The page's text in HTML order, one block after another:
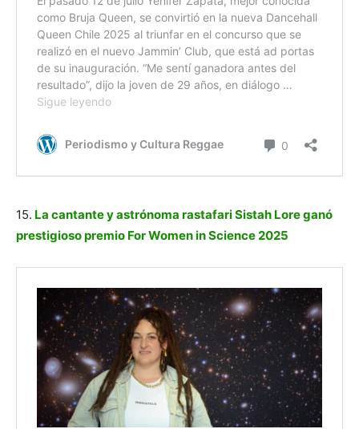
15. La cantante y astrónoma rastafari Sistah Lore ganó
prestigioso premio For Women in Science 2025